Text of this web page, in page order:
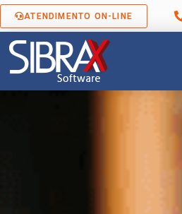
ATENDIMENTO ON-LINE